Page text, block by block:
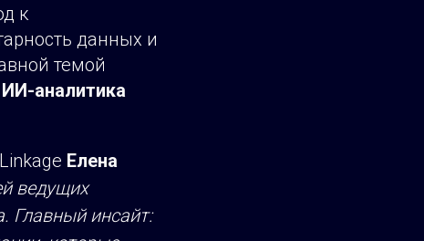
к
данных и
темой
аналитика
Елена
ведущих
Главный инсайт: